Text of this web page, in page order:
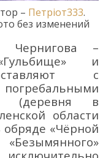
– Петріот333.
без изменений
Чернигова –
» и
с
(деревня в
области
обряде «Чёрной